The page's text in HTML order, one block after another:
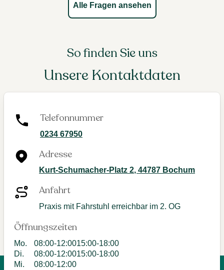
Alle Fragen ansehen
So finden Sie uns
Unsere Kontaktdaten
Telefonnummer
0234 67950
Adresse
​Kurt-Schumacher-Platz​ 2, 44787 Bochum
Anfahrt
Praxis mit Fahrstuhl erreichbar im 2. OG
Öffnungszeiten
Mo. 08:00-12:0015:00-18:00
Di. 08:00-12:0015:00-18:00
Mi.
08:00-12:00